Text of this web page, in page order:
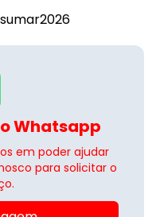
2026
Whatsapp
em poder ajudar
para solicitar o